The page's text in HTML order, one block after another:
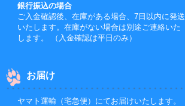
銀行振込の場合
ご入金確認後、在庫がある場合、7日以内に発送
いたします。在庫がない場合は別途ご連絡いた
します。 （入金確認は平日のみ）
お届け
ヤマト運輸（宅急便）にてお届けいたします。